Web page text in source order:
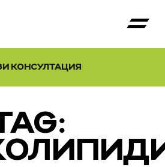
КОНСУЛТАЦИЯ